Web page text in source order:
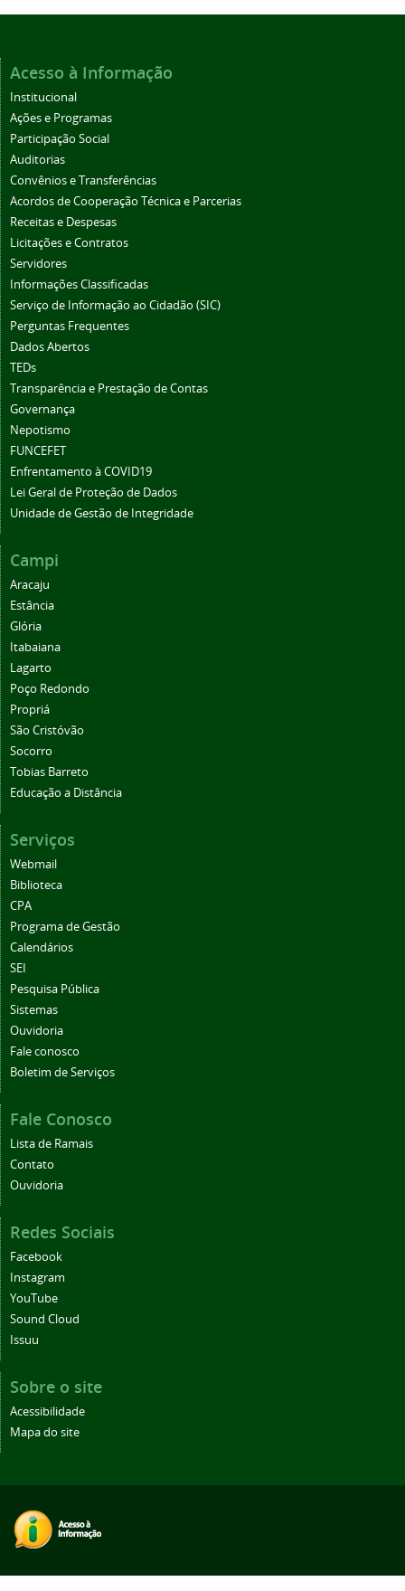
Acesso à Informação
Institucional
Ações e Programas
Participação Social
Auditorias
Convênios e Transferências
Acordos de Cooperação Técnica e Parcerias
Receitas e Despesas
Licitações e Contratos
Servidores
Informações Classificadas
Serviço de Informação ao Cidadão (SIC)
Perguntas Frequentes
Dados Abertos
TEDs
Transparência e Prestação de Contas
Governança
Nepotismo
FUNCEFET
Enfrentamento à COVID19
Lei Geral de Proteção de Dados
Unidade de Gestão de Integridade
Campi
Aracaju
Estância
Glória
Itabaiana
Lagarto
Poço Redondo
Propriá
São Cristóvão
Socorro
Tobias Barreto
Educação a Distância
Serviços
Webmail
Biblioteca
CPA
Programa de Gestão
Calendários
SEI
Pesquisa Pública
Sistemas
Ouvidoria
Fale conosco
Boletim de Serviços
Fale Conosco
Lista de Ramais
Contato
Ouvidoria
Redes Sociais
Facebook
Instagram
YouTube
Sound Cloud
Issuu
Sobre o site
Acessibilidade
Mapa do site